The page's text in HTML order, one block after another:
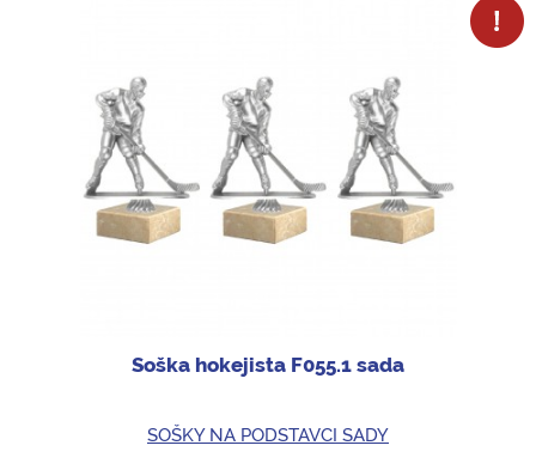
Soška hokejista F055.1 sada
SOŠKY NA PODSTAVCI SADY